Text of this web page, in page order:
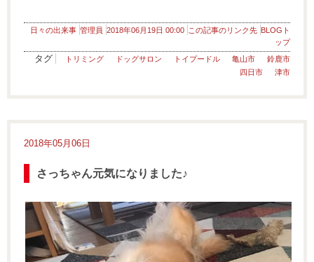
日々の出来事 管理員 2018年06月19日 00:00 この記事のリンク先 BLOGト
ップ
タグ トリミング ドッグサロン トイプードル 亀山市
鈴鹿市
四日市
津市
2018年05月06日
さっちゃん元気になりました♪